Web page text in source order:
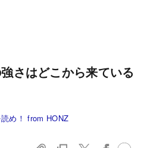
さはどこから来ている
め！ from HONZ